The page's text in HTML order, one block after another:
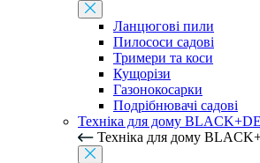
Ланцюгові пили
Пилососи садові
Тримери та коси
Кущорізи
Газонокосарки
Подрібнювачі садові
Техніка для дому
Техніка для дому